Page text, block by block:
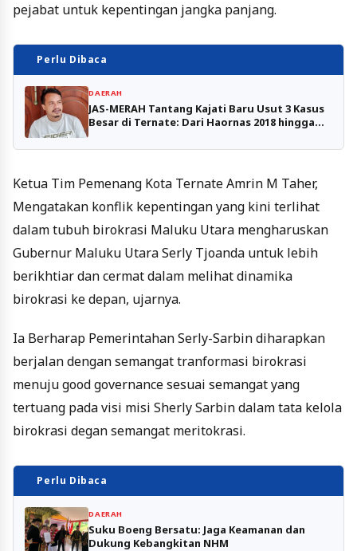
pejabat untuk kepentingan jangka panjang.
Perlu Dibaca
DAERAH
JAS-MERAH Tantang Kajati Baru Usut 3 Kasus
Besar di Ternate: Dari Haornas 2018 hingga
Ketua Tim Pemenang Kota Ternate Amrin M Taher,
Mengatakan konflik kepentingan yang kini terlihat
dalam tubuh birokrasi Maluku Utara mengharuskan
Gubernur Maluku Utara Serly Tjoanda untuk lebih
berikhtiar dan cermat dalam melihat dinamika
birokrasi ke depan, ujarnya.
Ia Berharap Pemerintahan Serly-Sarbin diharapkan
berjalan dengan semangat tranformasi birokrasi
menuju good governance sesuai semangat yang
tertuang pada visi misi Sherly Sarbin dalam tata kelola
birokrasi degan semangat meritokrasi.
Perlu Dibaca
DAERAH
Suku Boeng Bersatu: Jaga Keamanan dan
Dukung Kebangkitan NHM